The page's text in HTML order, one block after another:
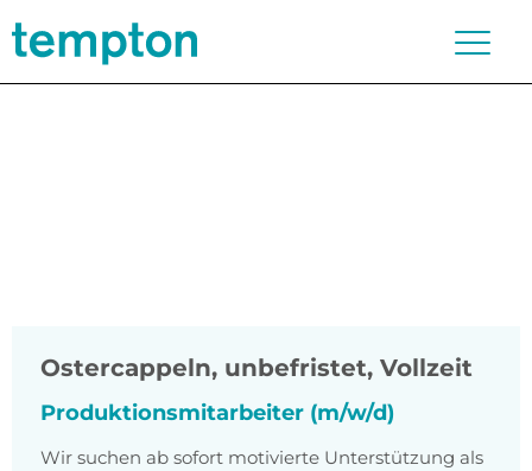
Ostercappeln, unbefristet, Vollzeit
Produktionsmitarbeiter (m/w/d)
Wir suchen ab sofort motivierte Unterstützung als